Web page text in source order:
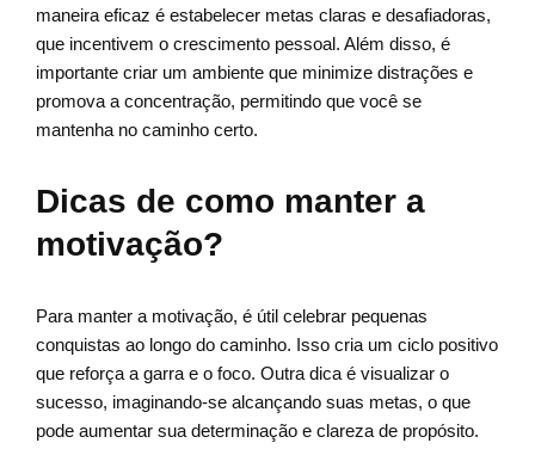
maneira eficaz é estabelecer metas claras e desafiadoras,
que incentivem o crescimento pessoal. Além disso, é
importante criar um ambiente que minimize distrações e
promova a concentração, permitindo que você se
mantenha no caminho certo.
Dicas de como manter a
motivação?
Para manter a motivação, é útil celebrar pequenas
conquistas ao longo do caminho. Isso cria um ciclo positivo
que reforça a garra e o foco. Outra dica é visualizar o
sucesso, imaginando-se alcançando suas metas, o que
pode aumentar sua determinação e clareza de propósito.